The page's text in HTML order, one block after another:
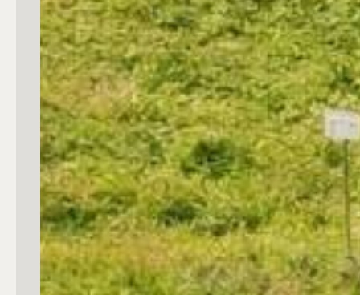
5
5+
Camere
Qualsiasi